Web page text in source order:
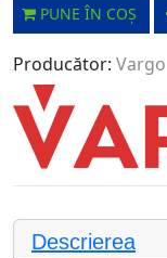
PUNE ÎN COȘ
Producător: Vargo
Descrierea